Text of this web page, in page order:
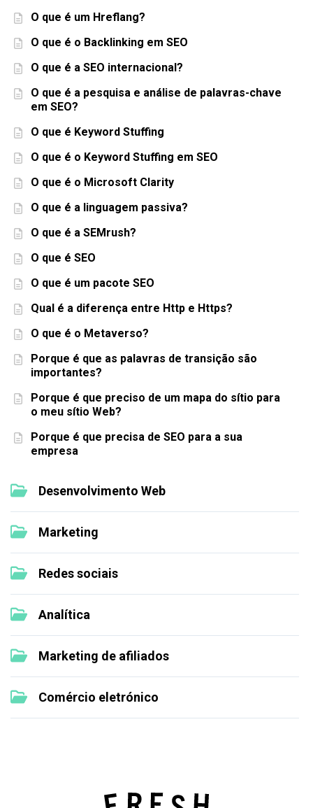
O que é um Hreflang?
O que é o Backlinking em SEO
O que é a SEO internacional?
O que é a pesquisa e análise de palavras-chave
em SEO?
O que é Keyword Stuffing
O que é o Keyword Stuffing em SEO
O que é o Microsoft Clarity
O que é a linguagem passiva?
O que é a SEMrush?
O que é SEO
O que é um pacote SEO
Qual é a diferença entre Http e Https?
O que é o Metaverso?
Porque é que as palavras de transição são
importantes?
Porque é que preciso de um mapa do sítio para
o meu sítio Web?
Porque é que precisa de SEO para a sua
empresa
Desenvolvimento Web
Marketing
Redes sociais
Analítica
Marketing de afiliados
Comércio eletrónico